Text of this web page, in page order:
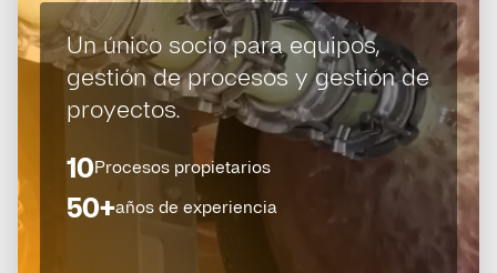
Un único socio para equipos,
gestión de procesos y gestión de
proyectos.
10Procesos propietarios
50+años de experiencia